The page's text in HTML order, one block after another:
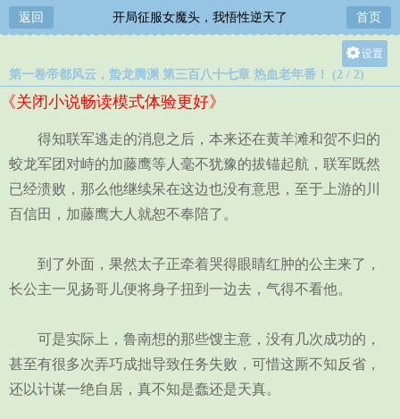
返回 开局征服女魔头，我悟性逆天了 首页
设置
关灯
中
小
第一卷帝都风云，蛰龙腾渊 第三百八十七章 热血老年番！ (2 / 2)
《关闭小说畅读模式体验更好》
得知联军逃走的消息之后，本来还在黄羊滩和贺不归的
蛟龙军团对峙的加藤鹰等人毫不犹豫的拔锚起航，联军既然
已经溃败，那么他继续呆在这边也没有意思，至于上游的川
百信田，加藤鹰大人就恕不奉陪了。
到了外面，果然太子正牵着哭得眼睛红肿的公主来了，
长公主一见扬哥儿便将身子扭到一边去，气得不看他。
可是实际上，鲁南想的那些馊主意，没有几次成功的，
甚至有很多次弄巧成拙导致任务失败，可惜这厮不知反省，
还以计谋一绝自居，真不知是蠢还是天真。